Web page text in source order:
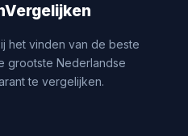
het vinden van de beste
grootste Nederlandse
te vergelijken.